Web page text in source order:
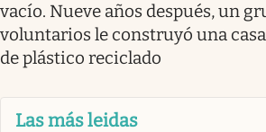
vacío. Nueve años después, un
voluntarios le construyó una
de plástico reciclado
Las más leidas